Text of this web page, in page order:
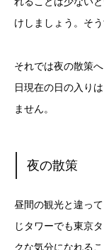
けしましょう。そ
それでは夜の散策
日現在の日の入り
ません。
夜の散策
昼間の観光と違っ
じタワーでも東京
クな気分になれる